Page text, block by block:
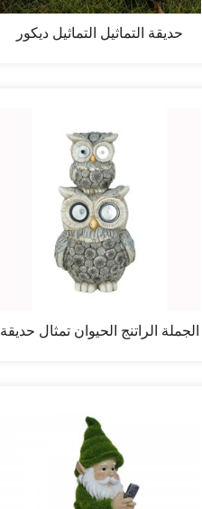
حديقة التماثيل التماثيل ديكور
الجملة الراتنج الحيوان تمثال حديقة